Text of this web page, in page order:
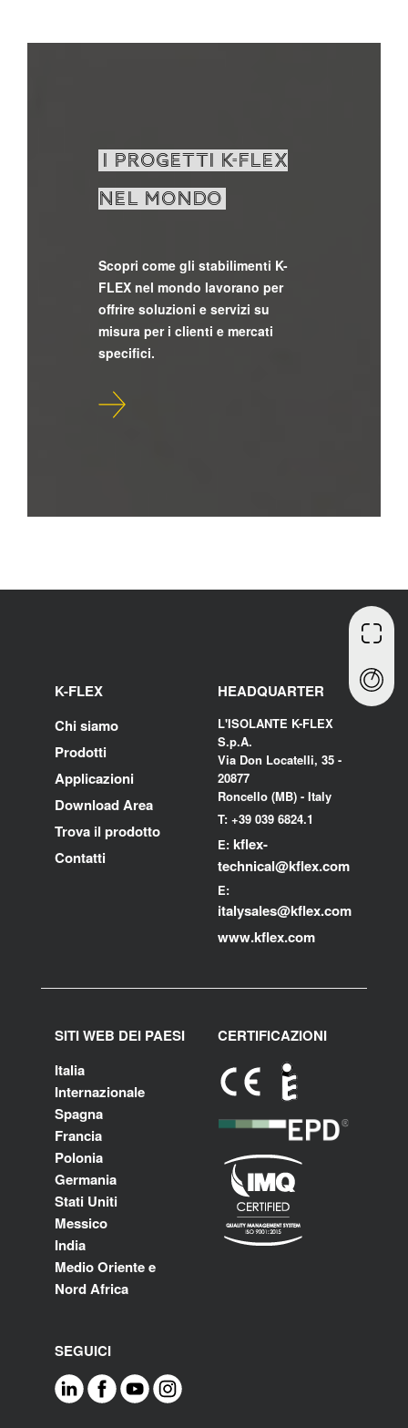
I PROGETTI K-FLEX
NEL MONDO
Scopri come gli stabilimenti K-
FLEX nel mondo lavorano per
offrire soluzioni e servizi su
misura per i clienti e mercati
specifici.
K-FLEX
Chi siamo
Prodotti
Applicazioni
Download Area
Trova il prodotto
Contatti
HEADQUARTER
L'ISOLANTE K-FLEX
S.p.A.
Via Don Locatelli, 35 -
20877
Roncello (MB) - Italy
T: +39 039 6824.1
E: kflex-
technical@kflex.com
E:
italysales@kflex.com
www.kflex.com
SITI WEB DEI PAESI
Italia
Internazionale
Spagna
Francia
Polonia
Germania
Stati Uniti
Messico
India
Medio Oriente e
Nord Africa
CERTIFICAZIONI
SEGUICI